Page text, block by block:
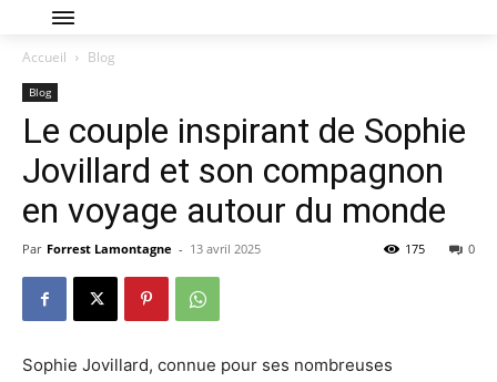
Accueil Blog
Blog
Le couple inspirant de Sophie
Jovillard et son compagnon
en voyage autour du monde
Par Forrest Lamontagne - 13 avril 2025 0
175
Sophie Jovillard, connue pour ses nombreuses